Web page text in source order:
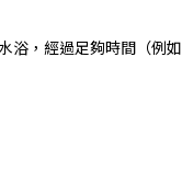
浴，經過足夠時間（例如